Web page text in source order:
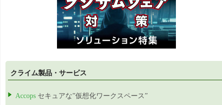
クライム製品・サービス
Accops セキュアな”仮想化ワークスペース”